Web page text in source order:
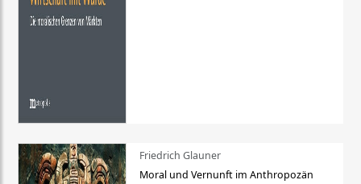
Friedrich Glauner
Moral und Vernunft im Anthropozän